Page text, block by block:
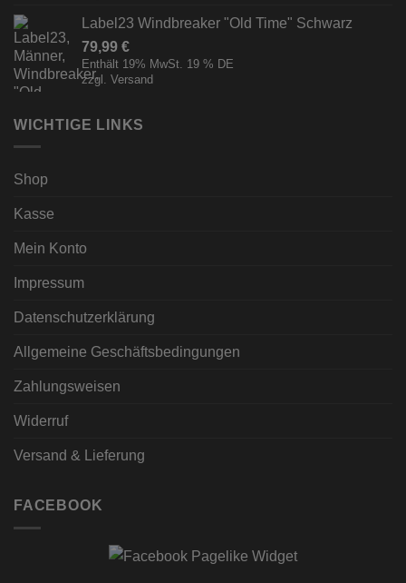
Label23 Windbreaker "Old Time" Schwarz
79,99 €
Enthält 19% MwSt. 19 % DE
zzgl. Versand
WICHTIGE LINKS
Shop
Kasse
Mein Konto
Impressum
Datenschutzerklärung
Allgemeine Geschäftsbedingungen
Zahlungsweisen
Widerruf
Versand & Lieferung
FACEBOOK